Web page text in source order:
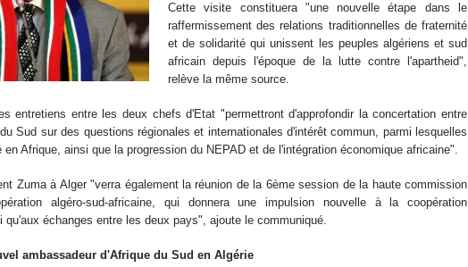
Cette visite constituera "une nouvelle étape dans le
raffermissement des relations traditionnelles de fraternité
et de solidarité qui unissent les peuples algériens et sud
africain depuis l'époque de la lutte contre l'apartheid",
relève la même source.
entretiens entre les deux chefs d'Etat "permettront d'approfondir la concertation entre
Sud sur des questions régionales et internationales d'intérêt commun, parmi lesquelles
en Afrique, ainsi que la progression du NEPAD et de l'intégration économique africaine".
Zuma à Alger "verra également la réunion de la 6ème session de la haute commission
algéro-sud-africaine, qui donnera une impulsion nouvelle à la coopération
qu'aux échanges entre les deux pays", ajoute le communiqué.
ambassadeur d'Afrique du Sud en Algérie